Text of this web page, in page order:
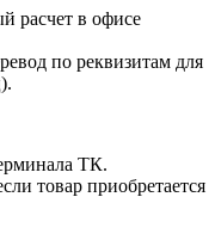
расчет в офисе
по реквизитам для
ТК.
товар приобретается